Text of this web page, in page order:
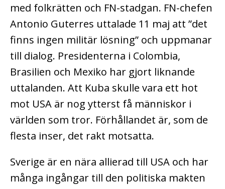
med folkrätten och FN-stadgan. FN-chefen
Antonio Guterres uttalade 11 maj att ”det
finns ingen militär lösning” och uppmanar
till dialog. Presidenterna i Colombia,
Brasilien och Mexiko har gjort liknande
uttalanden. Att Kuba skulle vara ett hot
mot USA är nog ytterst få människor i
världen som tror. Förhållandet är, som de
flesta inser, det rakt motsatta.
Sverige är en nära allierad till USA och har
många ingångar till den politiska makten